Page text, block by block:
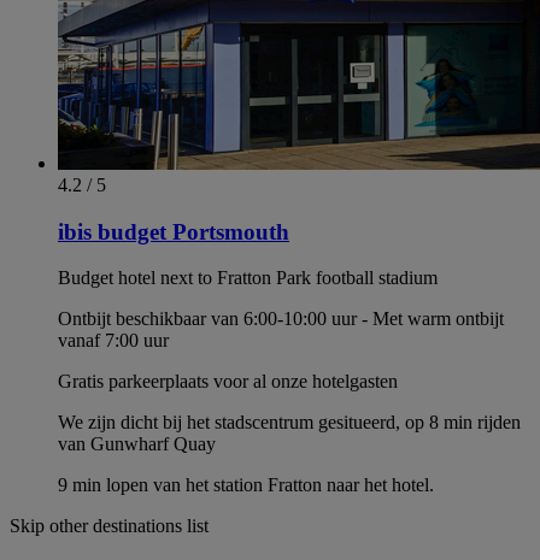
4.2 / 5
ibis budget Portsmouth
Budget hotel next to Fratton Park football stadium
Ontbijt beschikbaar van 6:00-10:00 uur - Met warm ontbijt
vanaf 7:00 uur
Gratis parkeerplaats voor al onze hotelgasten
We zijn dicht bij het stadscentrum gesitueerd, op 8 min rijden
van Gunwharf Quay
9 min lopen van het station Fratton naar het hotel.
Skip other destinations list